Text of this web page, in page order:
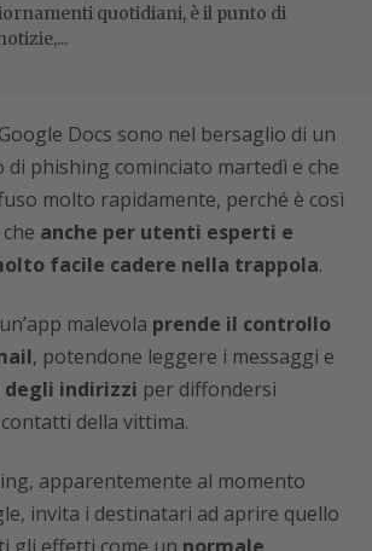
quotidiani, è il punto di
Docs sono nel bersaglio di un
di phishing cominciato martedì e che
molto rapidamente, perché è così
anche per utenti esperti e
facile cadere nella trappola.
malevola prende il controllo
, potendone leggere i messaggi e
degli indirizzi per diffondersi
della vittima.
apparentemente al momento
invita i destinatari ad aprire quello